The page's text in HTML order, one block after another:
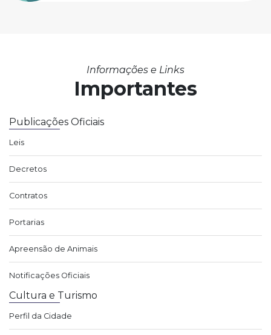
Informações e Links
Importantes
Publicações Oficiais
Leis
Decretos
Contratos
Portarias
Apreensão de Animais
Notificações Oficiais
Cultura e Turismo
Perfil da Cidade